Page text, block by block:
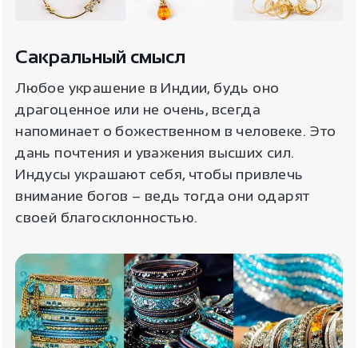
Сакральный смысл
Любое украшение в Индии, будь оно
драгоценное или не очень, всегда
напоминает о божественном в человеке. Это
дань почтения и уважения высших сил.
Индусы украшают себя, чтобы привлечь
внимание богов – ведь тогда они одарят
своей благосклонностью.